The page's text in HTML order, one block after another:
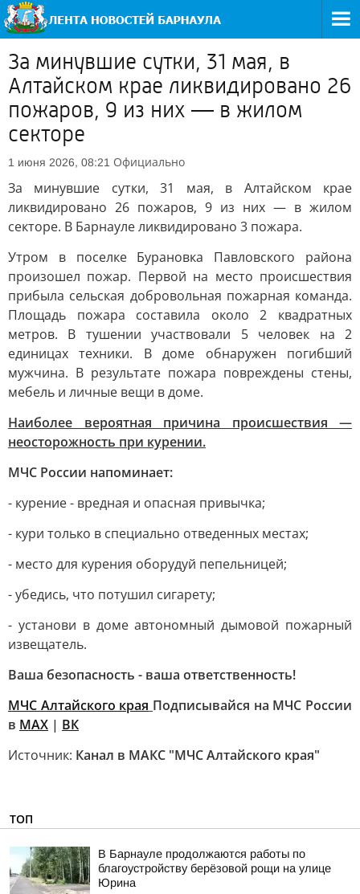
За минувшие сутки, 31 мая, в
Алтайском крае ликвидировано 26
пожаров, 9 из них — в жилом
секторе
1 июня 2026, 08:21 Официально
За минувшие сутки, 31 мая, в Алтайском крае
ликвидировано 26 пожаров, 9 из них — в жилом
секторе. В Барнауле ликвидировано 3 пожара.
Утром в поселке Бурановка Павловского района
произошел пожар. Первой на место происшествия
прибыла сельская добровольная пожарная команда.
Площадь пожара составила около 2 квадратных
метров. В тушении участвовали 5 человек на 2
единицах техники. В доме обнаружен погибший
мужчина. В результате пожара повреждены стены,
мебель и личные вещи в доме.
Наиболее вероятная причина происшествия —
неосторожность при курении.
МЧС России напоминает:
- курение - вредная и опасная привычка;
- кури только в специально отведенных местах;
- место для курения оборудуй пепельницей;
- убедись, что потушил сигарету;
- установи в доме автономный дымовой пожарный
извещатель.
Ваша безопасность - ваша ответственность!
МЧС Алтайского края Подписывайся на МЧС России
в MAX | ВК
Источник: Канал в МАКС "МЧС Алтайского края"
ТОП
В Барнауле продолжаются работы по
благоустройству берёзовой рощи на улице
Юрина